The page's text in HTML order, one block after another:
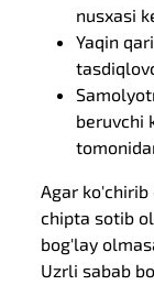
nusxasi
Yaqin
beruvchi
Agar
chipta sotib
bog'lay
Uzrli sabab